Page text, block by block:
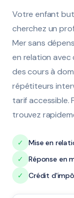
Votre enfant
cherchez un
Mer sans
en relation
des cours à
répétiteurs
tarif accessible.
trouvez
✓
Mise en
✓
Réponse en
✓
Crédit